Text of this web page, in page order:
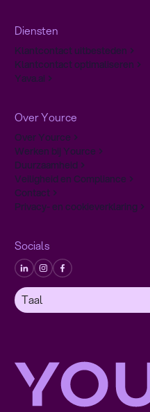
Diensten
Klantcontact uitbesteden
Klantcontact optimaliseren
Yava.ai
Over Yource
Over Yource
Werken bij Yource
Duurzaamheid
Veiligheid en Compliance
Contact
Privacy- en cookieverklaring
Socials
Taal